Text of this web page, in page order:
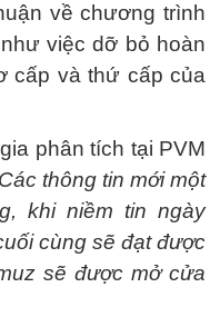
về chương trình
việc dỡ bỏ hoàn
cấp và thứ cấp của
phân tích tại PVM
thông tin mới một
khi niềm tin ngày
cùng sẽ đạt được
sẽ được mở cửa